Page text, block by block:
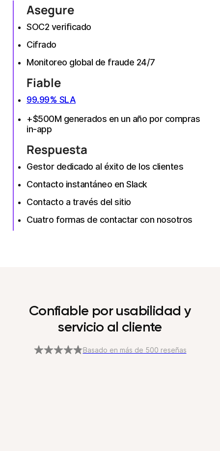
Asegure
SOC2 verificado
Cifrado
Monitoreo global de fraude 24/7
Fiable
99.99% SLA
+$500M generados en un año por compras
in-app
Respuesta
Gestor dedicado al éxito de los clientes
Contacto instantáneo en Slack
Contacto a través del sitio
Cuatro formas de contactar con nosotros
Confiable por usabilidad y
servicio al cliente
Basado en más de 500 reseñas